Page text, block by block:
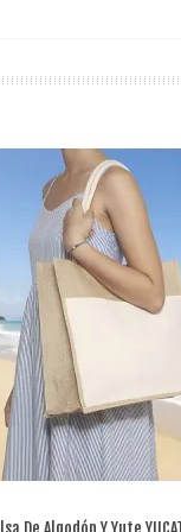
De Algodón Y Yute